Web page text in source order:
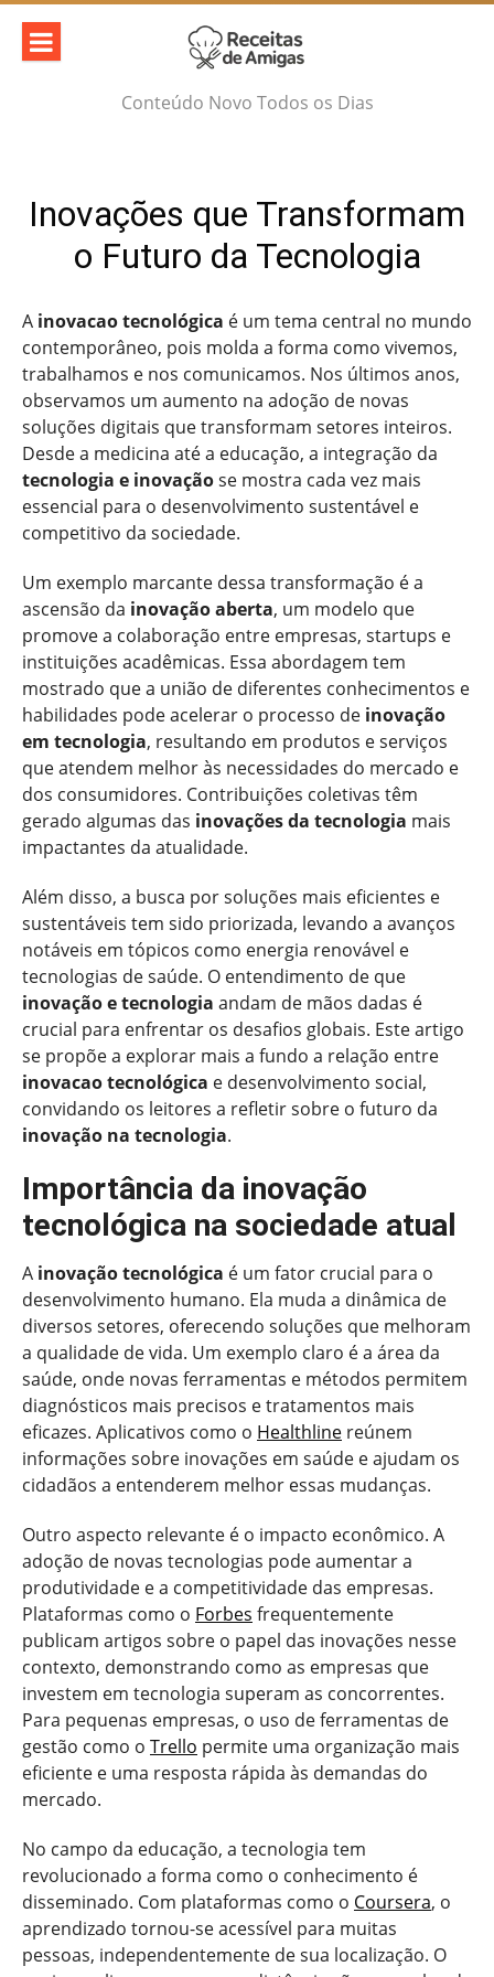
Skip
content
Conteúdo Novo Todos os Dias
Inovações que Transformam
o Futuro da Tecnologia
A inovacao tecnológica é um tema central no mundo
contemporâneo, pois molda a forma como vivemos,
trabalhamos e nos comunicamos. Nos últimos anos,
observamos um aumento na adoção de novas
soluções digitais que transformam setores inteiros.
Desde a medicina até a educação, a integração da
tecnologia e inovaçãose mostra cada vez mais
essencial para o desenvolvimento sustentável e
competitivo da sociedade.
Um exemplo marcante dessa transformação é a
ascensão da inovação aberta, um modelo que
promove a colaboração entre empresas, startups e
instituições acadêmicas. Essa abordagem tem
mostrado que a união de diferentes conhecimentos e
habilidades pode acelerar o processo de inovação
em tecnologia, resultando em produtos e serviços
que atendem melhor às necessidades do mercado e
dos consumidores. Contribuições coletivas têm
gerado algumas das inovações da tecnologia mais
impactantes da atualidade.
Além disso, a busca por soluções mais eficientes e
sustentáveis tem sido priorizada, levando a avanços
notáveis em tópicos como energia renovável e
tecnologias de saúde. O entendimento de que
inovação e tecnologia andam de mãos dadas é
crucial para enfrentar os desafios globais. Este artigo
se propõe a explorar mais a fundo a relação entre
inovacao tecnológica e desenvolvimento social,
convidando os leitores a refletir sobre o futuro da
inovação na tecnologia.
Importância da inovação
tecnológica na sociedade atual
A inovação tecnológica é um fator crucial para o
desenvolvimento humano. Ela muda a dinâmica de
diversos setores, oferecendo soluções que melhoram
a qualidade de vida. Um exemplo claro é a área da
saúde, onde novas ferramentas e métodos permitem
diagnósticos mais precisos e tratamentos mais
eficazes. Aplicativos como o Healthline reúnem
informações sobre inovações em saúde e ajudam os
cidadãos a entenderem melhor essas mudanças.
Outro aspecto relevante é o impacto econômico. A
adoção de novas tecnologias pode aumentar a
produtividade e a competitividade das empresas.
Plataformas como o Forbes frequentemente
publicam artigos sobre o papel das inovações nesse
contexto, demonstrando como as empresas que
investem em tecnologia superam as concorrentes.
Para pequenas empresas, o uso de ferramentas de
gestão como o Trello permite uma organização mais
eficiente e uma resposta rápida às demandas do
mercado.
No campo da educação, a tecnologia tem
revolucionado a forma como o conhecimento é
disseminado. Com plataformas como o Coursera, o
aprendizado tornou-se acessível para muitas
pessoas, independentemente de sua localização. O